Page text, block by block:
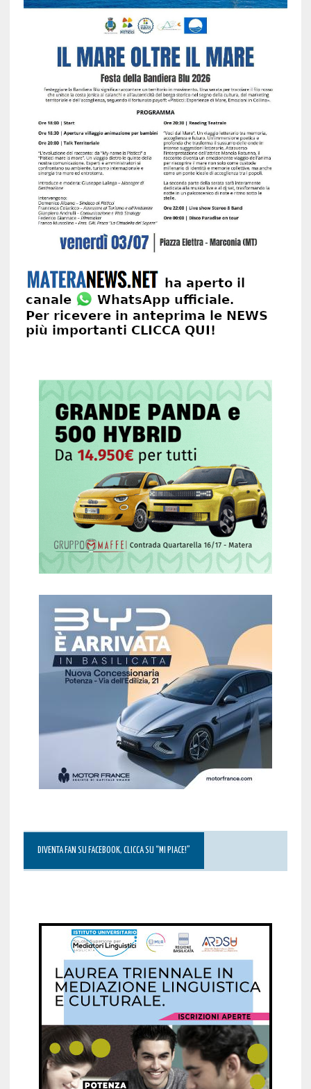
DIVENTA FAN SU FACEBOOK, CLICCA SU “MI PIACE!”